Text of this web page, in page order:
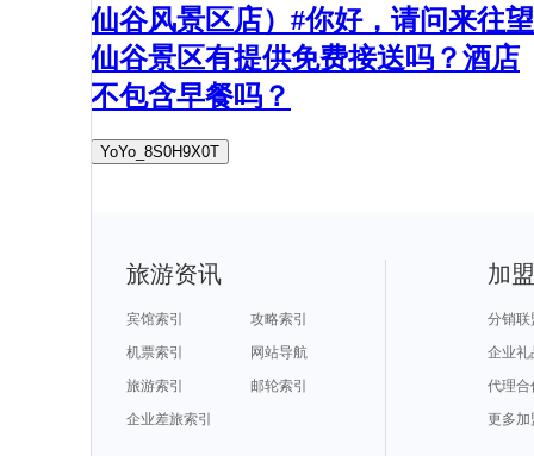
仙谷风景区店）#你好，请问来往望
仙谷景区有提供免费接送吗？酒店
不包含早餐吗？
YoYo_8S0H9X0T
旅游资讯
宾馆索引
攻略索引
机票索引
网站导航
旅游索引
邮轮索引
企业差旅索引
加
分销联
企业礼
代理合
更多加